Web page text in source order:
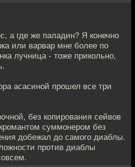
а где же паладин? Я конечно
или варвар мне более по
лучница - тоже прикольно,
асасиной прошел все три
без копирования сейвов
суммонером без
добежал до самого диаблы.
против диаблы